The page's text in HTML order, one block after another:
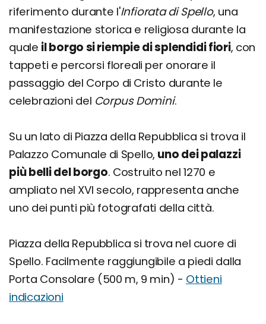
riferimento durante l'Infiorata di Spello, una
manifestazione storica e religiosa durante la
quale il borgo si riempie di splendidi fiori, con
tappeti e percorsi floreali per onorare il
passaggio del Corpo di Cristo durante le
celebrazioni del Corpus Domini.
Su un lato di Piazza della Repubblica si trova il
Palazzo Comunale di Spello, uno dei palazzi
più belli del borgo. Costruito nel 1270 e
ampliato nel XVI secolo, rappresenta anche
uno dei punti più fotografati della città.
Piazza della Repubblica si trova nel cuore di
Spello. Facilmente raggiungibile a piedi dalla
Porta Consolare (500 m, 9 min) - Ottieni
indicazioni